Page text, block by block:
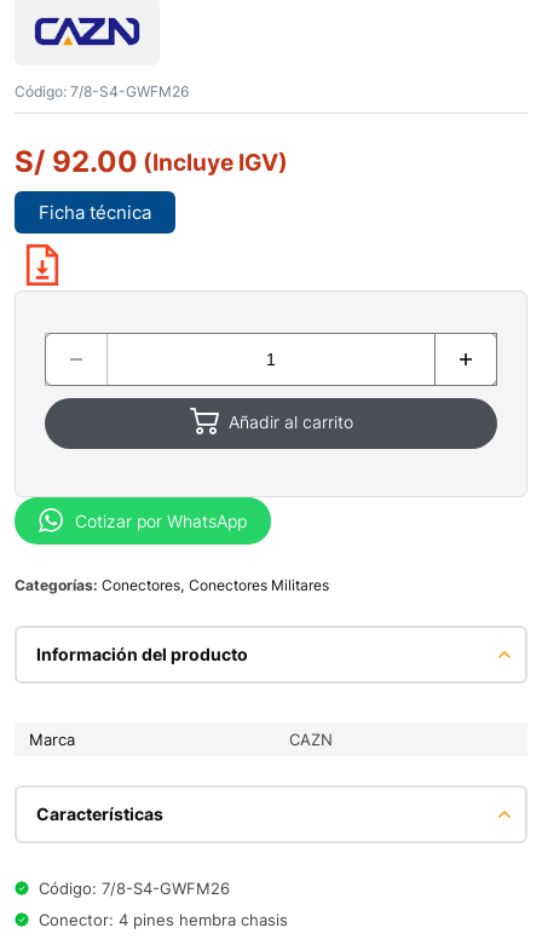
Código: 7/8-S4-GWFM26
S/ 92.00 (Incluye IGV)
Ficha técnica
Añadir al carrito
Cotizar por WhatsApp
Categorías: Conectores, Conectores Militares
Información del producto
Marca CAZN
Características
Código: 7/8-S4-GWFM26
Conector: 4 pines hembra chasis